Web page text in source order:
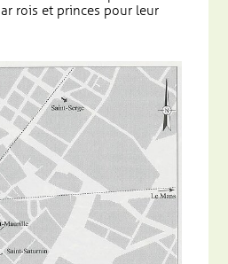
rois et princes pour leur